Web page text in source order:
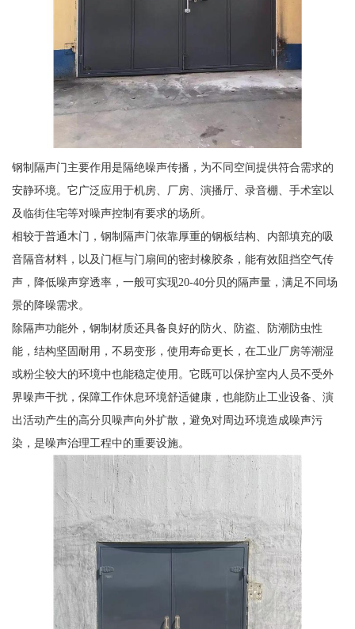
钢制隔声门主要作用是隔绝噪声传播，为不同空间提供符合需求的
安静环境。它广泛应用于机房、厂房、演播厅、录音棚、手术室以
及临街住宅等对噪声控制有要求的场所。
相较于普通木门，钢制隔声门依靠厚重的钢板结构、内部填充的吸
音隔音材料，以及门框与门扇间的密封橡胶条，能有效阻挡空气传
声，降低噪声穿透率，一般可实现20-40分贝的隔声量，满足不同场
景的降噪需求。
除隔声功能外，钢制材质还具备良好的防火、防盗、防潮防虫性
能，结构坚固耐用，不易变形，使用寿命更长，在工业厂房等潮湿
或粉尘较大的环境中也能稳定使用。它既可以保护室内人员不受外
界噪声干扰，保障工作休息环境舒适健康，也能防止工业设备、演
出活动产生的高分贝噪声向外扩散，避免对周边环境造成噪声污
染，是噪声治理工程中的重要设施。